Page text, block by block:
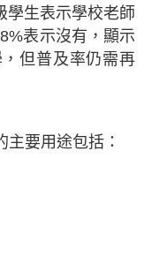
生表示學校老師
表示沒有，顯示
但普及率仍需再
要用途包括：